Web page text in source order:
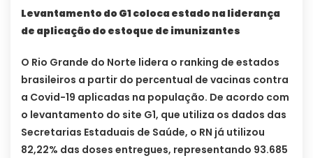
Levantamento do G1 coloca estado na liderança
de aplicação do estoque de imunizantes
O Rio Grande do Norte lidera o ranking de estados
brasileiros a partir do percentual de vacinas contra
a Covid-19 aplicadas na população. De acordo com
o levantamento do site G1, que utiliza os dados das
Secretarias Estaduais de Saúde, o RN já utilizou
82,22% das doses entregues, representando 93.685